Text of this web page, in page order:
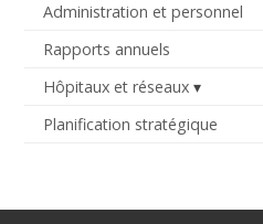
Administration et personnel
Rapports annuels
Hôpitaux et réseaux
Planification stratégique